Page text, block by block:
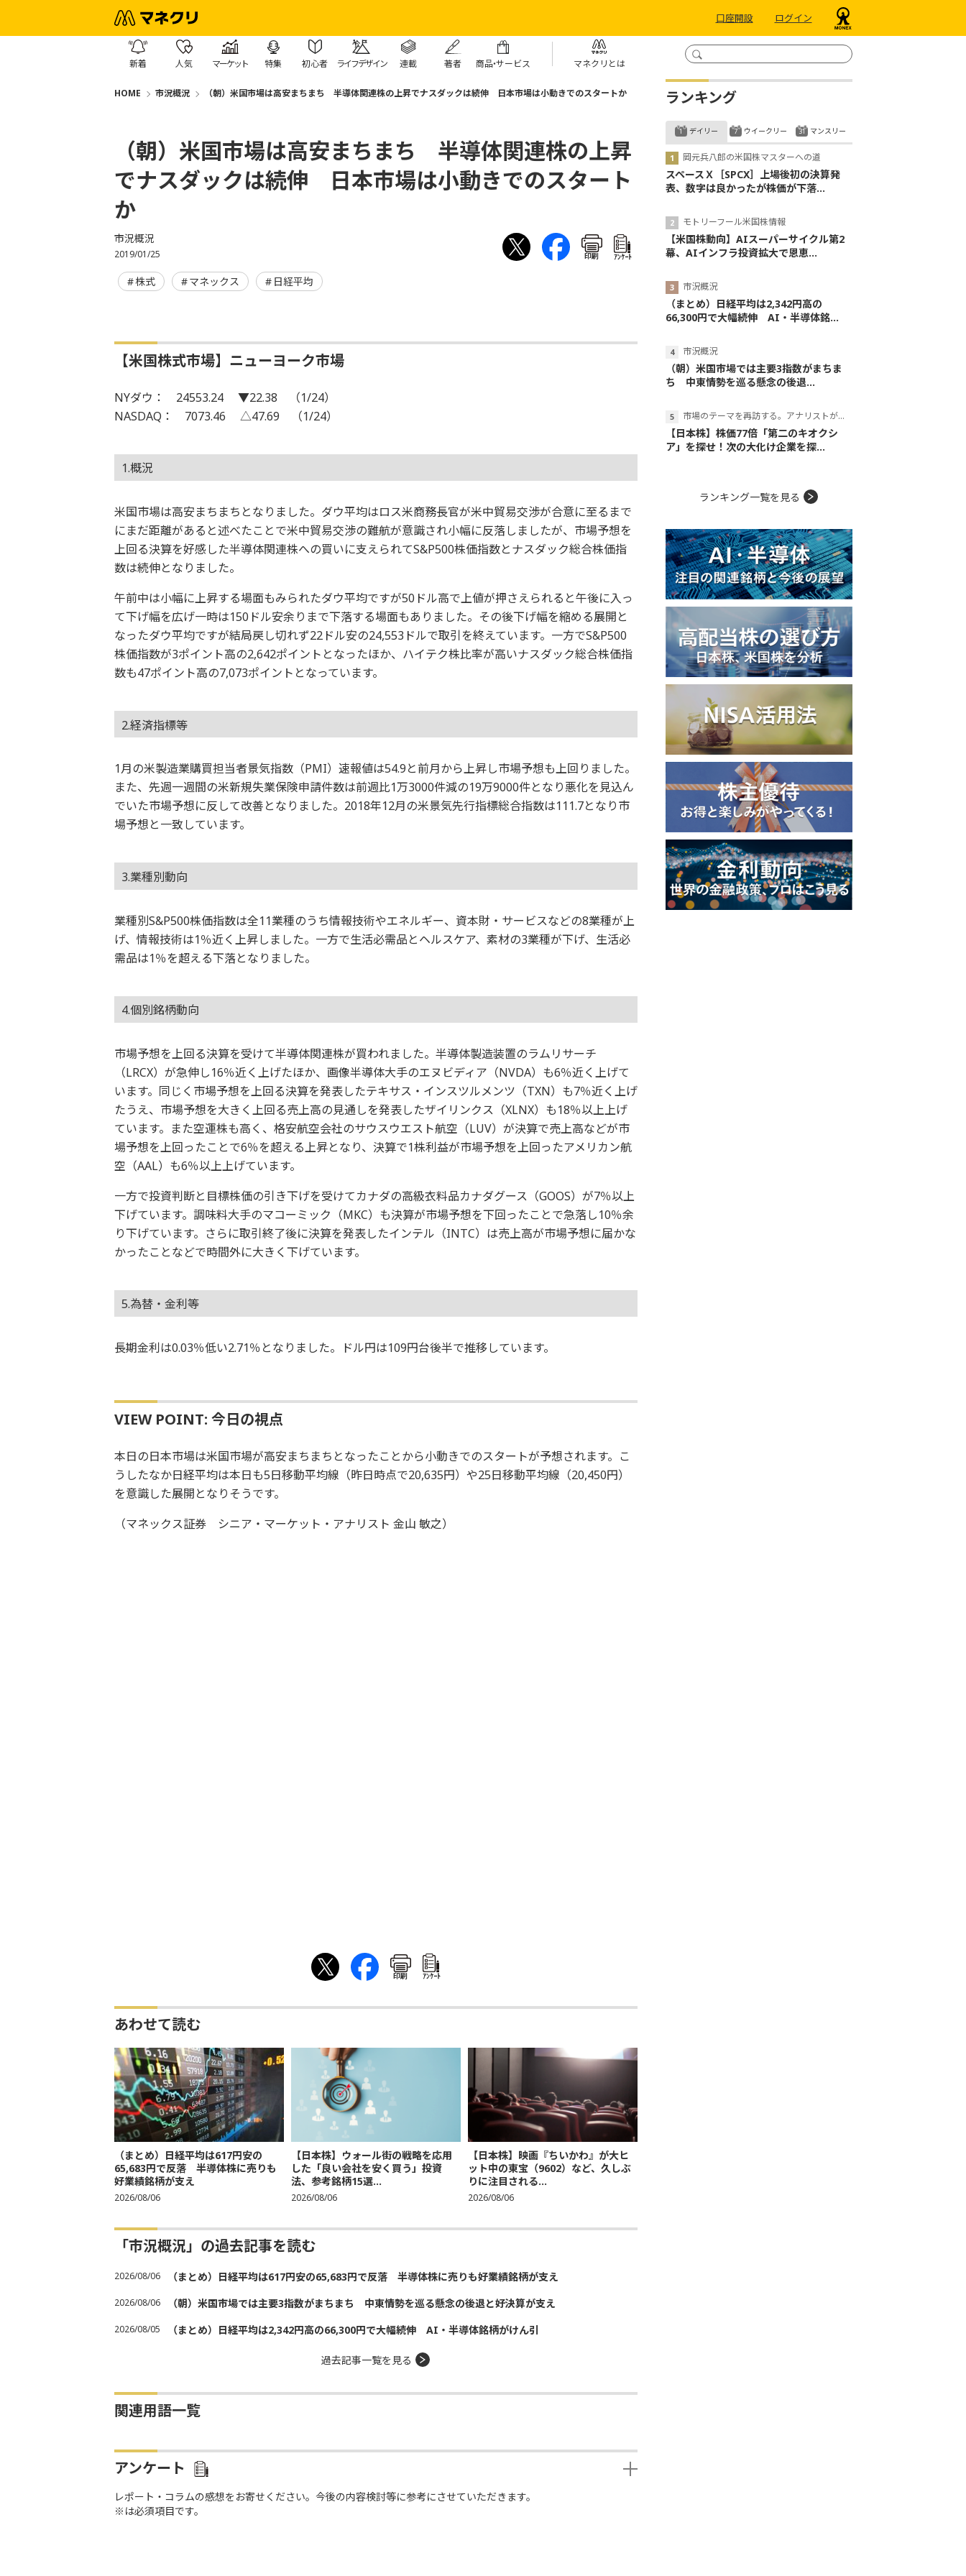
口座開設 ログイン
新着 人気 マーケット 特集 初心者 ライフデザイン 連載 著者 商品・サービス マネクリとは
HOME 市況概況 （朝）米国市場は高安まちまち 半導体関連株の上昇でナスダックは続伸 日本市場は小動きでのスタートか
（朝）米国市場は高安まちまち 半導体関連株の上昇
でナスダックは続伸 日本市場は小動きでのスタート
か
市況概況
2019/01/25 印刷 ｱﾝｹｰﾄ
株式 マネックス 日経平均
【米国株式市場】ニューヨーク市場
NYダウ： 24553.24 ▼22.38 （1/24）
NASDAQ： 7073.46 △47.69 （1/24）
1.概況
米国市場は高安まちまちとなりました。ダウ平均はロス米商務長官が米中貿易交渉が合意に至るまで
にまだ距離があると述べたことで米中貿易交渉の難航が意識され小幅に反落しましたが、市場予想を
上回る決算を好感した半導体関連株への買いに支えられてS&P500株価指数とナスダック総合株価指
数は続伸となりました。
午前中は小幅に上昇する場面もみられたダウ平均ですが50ドル高で上値が押さえられると午後に入っ
て下げ幅を広げ一時は150ドル安余りまで下落する場面もありました。その後下げ幅を縮める展開と
なったダウ平均ですが結局戻し切れず22ドル安の24,553ドルで取引を終えています。一方でS&P500
株価指数が3ポイント高の2,642ポイントとなったほか、ハイテク株比率が高いナスダック総合株価指
数も47ポイント高の7,073ポイントとなっています。
2.経済指標等
1月の米製造業購買担当者景気指数（PMI）速報値は54.9と前月から上昇し市場予想も上回りました。
また、先週一週間の米新規失業保険申請件数は前週比1万3000件減の19万9000件となり悪化を見込ん
でいた市場予想に反して改善となりました。2018年12月の米景気先行指標総合指数は111.7となり市
場予想と一致しています。
3.業種別動向
業種別S&P500株価指数は全11業種のうち情報技術やエネルギー、資本財・サービスなどの8業種が上
げ、情報技術は1％近く上昇しました。一方で生活必需品とヘルスケア、素材の3業種が下げ、生活必
需品は1％を超える下落となりました。
4.個別銘柄動向
市場予想を上回る決算を受けて半導体関連株が買われました。半導体製造装置のラムリサーチ
（LRCX）が急伸し16％近く上げたほか、画像半導体大手のエヌビディア（NVDA）も6％近く上げて
います。同じく市場予想を上回る決算を発表したテキサス・インスツルメンツ（TXN）も7％近く上げ
たうえ、市場予想を大きく上回る売上高の見通しを発表したザイリンクス（XLNX）も18％以上上げ
ています。また空運株も高く、格安航空会社のサウスウエスト航空（LUV）が決算で売上高などが市
場予想を上回ったことで6％を超える上昇となり、決算で1株利益が市場予想を上回ったアメリカン航
空（AAL）も6％以上上げています。
一方で投資判断と目標株価の引き下げを受けてカナダの高級衣料品カナダグース（GOOS）が7％以上
下げています。調味料大手のマコーミック（MKC）も決算が市場予想を下回ったことで急落し10％余
り下げています。さらに取引終了後に決算を発表したインテル（INTC）は売上高が市場予想に届かな
かったことなどで時間外に大きく下げています。
5.為替・金利等
長期金利は0.03％低い2.71％となりました。ドル円は109円台後半で推移しています。
VIEW POINT: 今日の視点
本日の日本市場は米国市場が高安まちまちとなったことから小動きでのスタートが予想されます。こ
うしたなか日経平均は本日も5日移動平均線（昨日時点で20,635円）や25日移動平均線（20,450円）
を意識した展開となりそうです。
（マネックス証券 シニア・マーケット・アナリスト 金山 敏之）
印刷 ｱﾝｹｰﾄ
あわせて読む
（まとめ）日経平均は617円安の
65,683円で反落 半導体株に売りも
好業績銘柄が支え
2026/08/06
【日本株】ウォール街の戦略を応用
した「良い会社を安く買う」投資
法、参考銘柄15選...
2026/08/06
【日本株】映画『ちいかわ』が大ヒ
ット中の東宝（9602）など、久しぶ
りに注目される...
2026/08/06
「市況概況」の過去記事を読む
2026/08/06 （まとめ）日経平均は617円安の65,683円で反落 半導体株に売りも好業績銘柄が支え
2026/08/06 （朝）米国市場では主要3指数がまちまち 中東情勢を巡る懸念の後退と好決算が支え
2026/08/05 （まとめ）日経平均は2,342円高の66,300円で大幅続伸 AI・半導体銘柄がけん引
過去記事一覧を見る
関連用語一覧
アンケート
レポート・コラムの感想をお寄せください。今後の内容検討等に参考にさせていただきます。
※は必須項目です。
ランキング
デイリー
岡元兵八郎の米国株マスターへの道
スペースＸ［SPCX］上場後初の決算発
表、数字は良かったが株価が下落...
モトリーフール米国株情報
【米国株動向】AIスーパーサイクル第2
幕、AIインフラ投資拡大で恩恵...
市況概況
（まとめ）日経平均は2,342円高の
66,300円で大幅続伸 AI・半導体銘...
市況概況
（朝）米国市場では主要3指数がまちま
ち 中東情勢を巡る懸念の後退...
市場のテーマを再訪する。アナリストが読み解くテーマの本質
【日本株】株価77倍「第二のキオクシ
ア」を探せ！次の大化け企業を探...
ウイークリー マンスリー
ランキング一覧を見る